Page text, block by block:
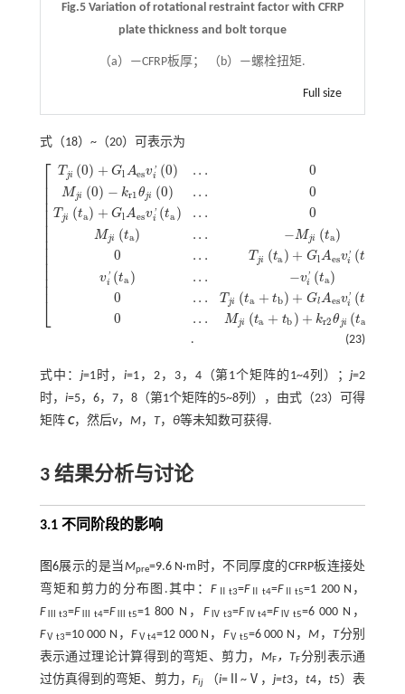
Fig.5 Variation of rotational restraint factor with CFRP
plate thickness and bolt torque
（a）—CFRP板厚； （b）—螺栓扭矩.
Full size
式（18）~（20）可表示为
⎡
⎣
⎢⎢⎢⎢⎢⎢⎢⎢⎢⎢⎢⎢⎢⎢⎢
T ji (0) + GlAesv'
i (0)
M ji (0) − kr1θji (0)
Tji (ta) + GlAesv'
i (ta )
Mji (ta)
0
v'
i (ta )
0
0
. . .
. . .
. . .
. . .
. . .
. . .
. . .
. . .
0
0
0
−Mji (ta)
T ji (ta ) + GlAesv'
i (t
−v'
i (ta)
Tji (ta + tb) + Gl Aesv'
i (t
M ji (ta + tb ) + kr2θ ji (ta
j 0. .. +G A e v ...0 . it a .
. (23)
式中： j=1时， i=1，2，3，4（第1个矩阵的1~4列）；j=2
时， i=5，6，7，8（第1个矩阵的5~8列），由式（23）
可得
矩阵 C，然后v， M， T， θ等未知数可获得.
3 结果分析与讨论
3.1 不同阶段的影响
图6展示的是当Mpre=9.6 N·m时，不同厚度的CFRP板连接处
弯矩和剪力的分布图.其中：F Ⅱt3=FⅡt4=FⅡt5=1 200 N，
FⅢt3=F Ⅲt4=FⅢt5=1 800 N，F Ⅳt3=FⅣt4=F Ⅳt5=6 000 N，
FⅤt3=10 000 N，F Ⅴt4=12 000 N， FⅤt5=6 000 N，M ，T分别
表示通过理论计算得到的弯矩、剪力， MF，TF分别表示通
过仿真得到的弯矩、剪力， Fij（i=Ⅱ~Ⅴ， j=t3， t4，t5）表